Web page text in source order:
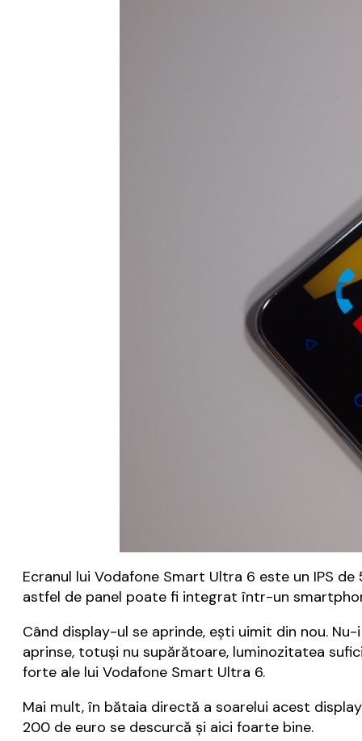
Ecranul lui Vodafone Smart Ultra 6 este un IPS
astfel de panel poate fi integrat într-un
Când display-ul se aprinde, ești uimit din nou.
aprinse, totuși nu supărătoare, luminozitatea
forte ale lui Vodafone Smart Ultra 6.
Mai mult, în bătaia directă a soarelui acest
200 de euro se descurcă și aici foarte bine.